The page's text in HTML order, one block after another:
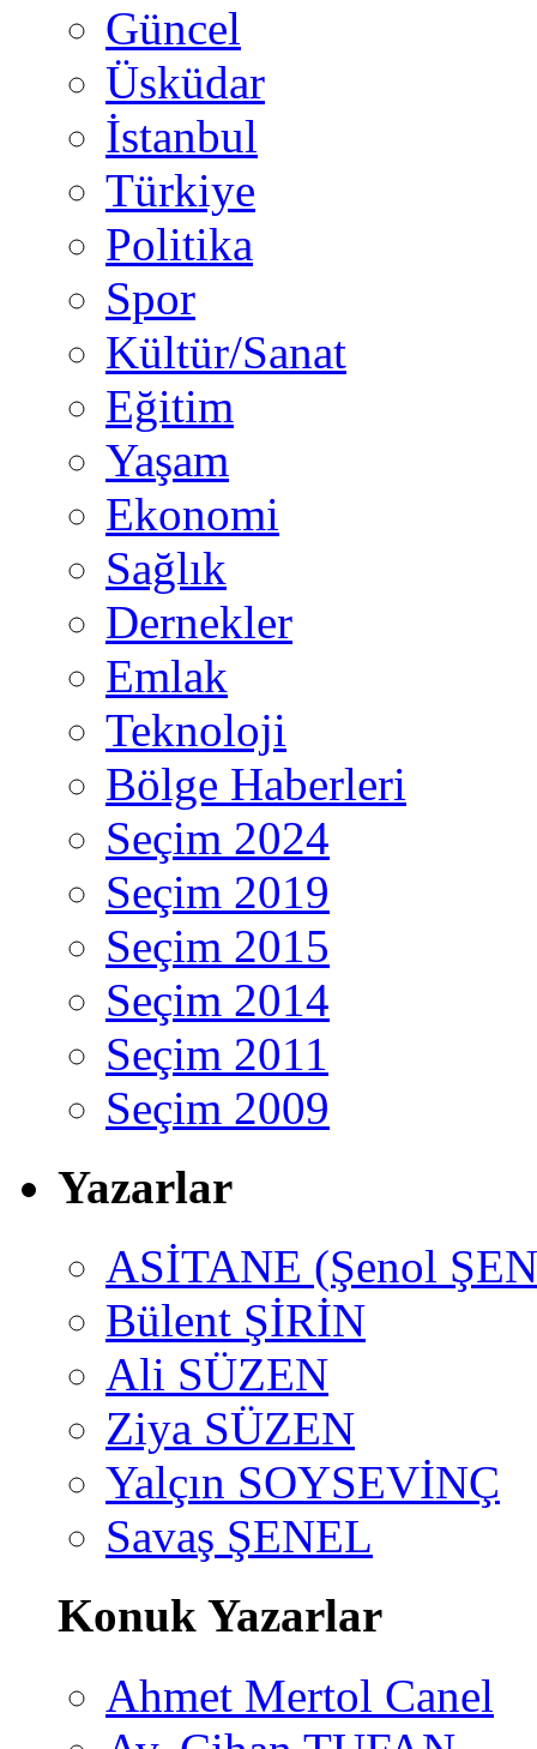
Güncel
Üsküdar
İstanbul
Türkiye
Politika
Spor
Kültür/Sanat
Eğitim
Yaşam
Ekonomi
Sağlık
Dernekler
Emlak
Teknoloji
Bölge Haberleri
Seçim 2024
Seçim 2019
Seçim 2015
Seçim 2014
Seçim 2011
Seçim 2009
Yazarlar
ASİTANE (Şenol
Bülent ŞİRİN
Ali SÜZEN
Ziya SÜZEN
Yalçın SOYSEVİNÇ
Savaş ŞENEL
Konuk Yazarlar
Ahmet Mertol Canel